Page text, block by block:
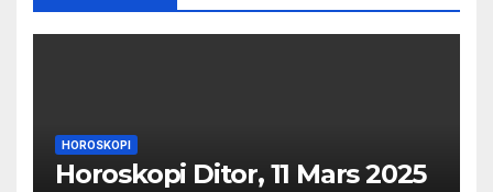
HOROSKOPI
Horoskopi Ditor, 11 Mars 2025